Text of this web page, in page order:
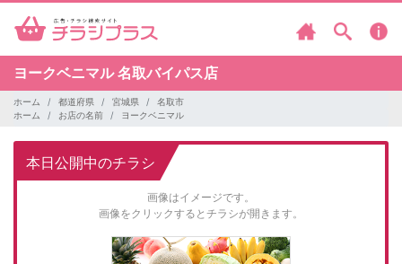
ヨークベニマル名取バイパス店
ホーム 都道府県 宮城県
名取市
ホーム
お店の名前 ヨークベニマル
本日公開中のチラシ
画像はイメージです。
画像をクリックするとチラシが開きます。